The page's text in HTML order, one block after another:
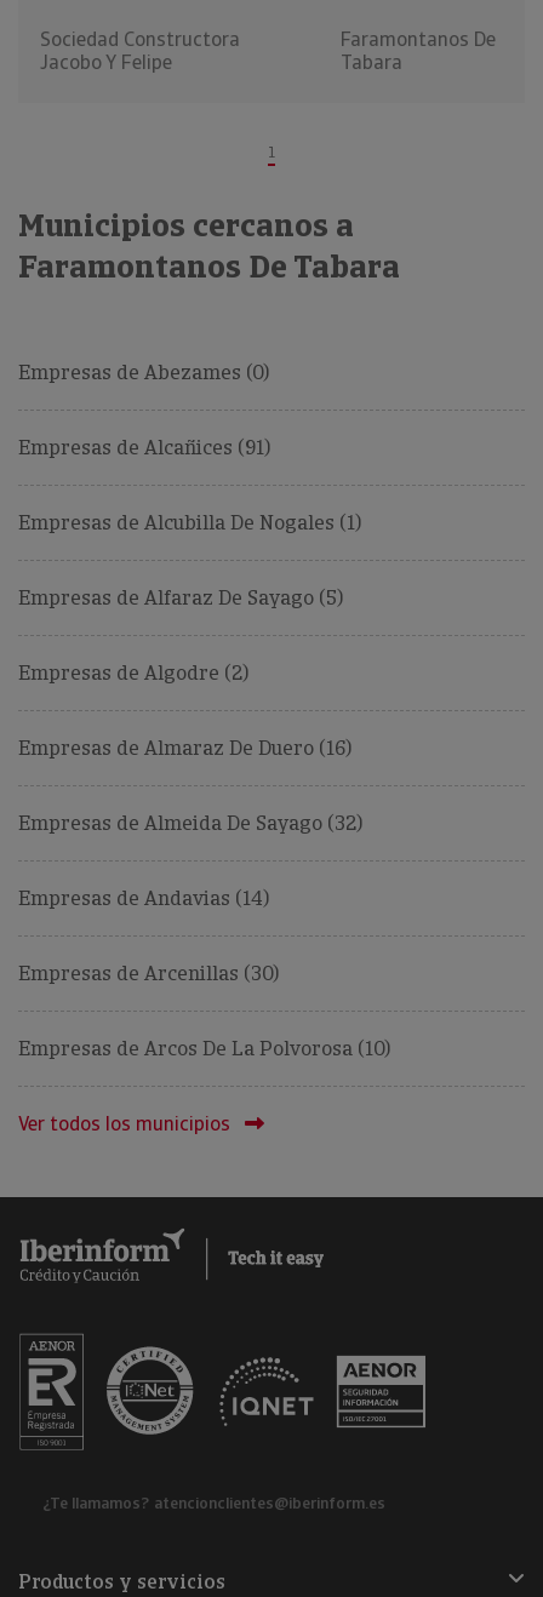
Sociedad Constructora
Jacobo Y Felipe
Faramontanos De
Tabara
1
Municipios cercanos a
Faramontanos De Tabara
Empresas de Abezames (0)
Empresas de Alcañices (91)
Empresas de Alcubilla De Nogales (1)
Empresas de Alfaraz De Sayago (5)
Empresas de Algodre (2)
Empresas de Almaraz De Duero (16)
Empresas de Almeida De Sayago (32)
Empresas de Andavias (14)
Empresas de Arcenillas (30)
Empresas de Arcos De La Polvorosa (10)
Ver todos los municipios
¿Te llamamos? atencionclientes@iberinform.es
Productos y servicios